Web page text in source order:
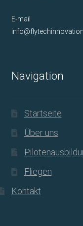
E-mail
Navigation
Startseite
Über uns
Fliegen
Kontakt